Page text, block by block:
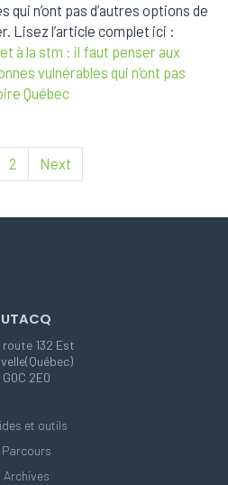
qui n’ont pas d’autres options de
Lisez l’article complet ici :
à la stm : il faut penser aux
vulnérables qui n’ont pas
Québec
2 Next
UTACQ
132 Est
G0C 2E0
et outils
Parcours
Archives